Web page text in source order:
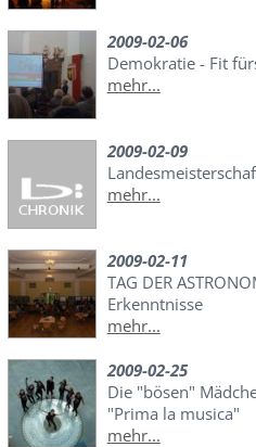
2009-02-06
Demokratie - Fit
mehr...
2009-02-09
mehr...
2009-02-11
TAG DER
Erkenntnisse
mehr...
2009-02-25
Die "bösen"
"Prima la musica"
mehr...